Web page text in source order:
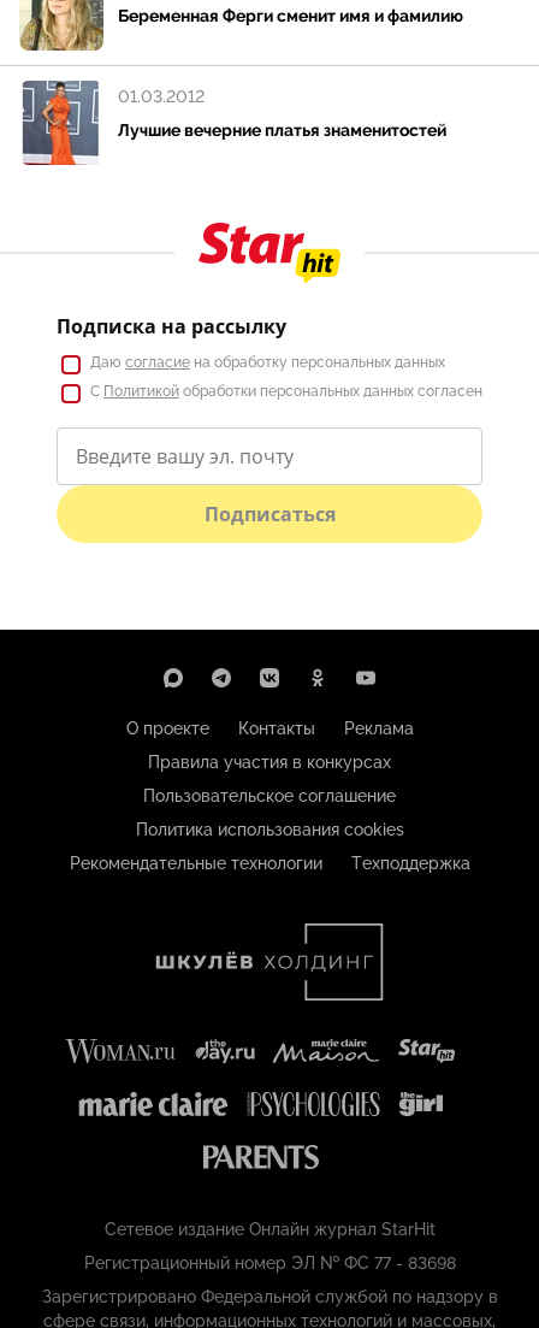
Беременная Ферги сменит имя и фамилию
Лучшие вечерние платья знаменитостей
01.03.2012
Подписка на рассылку
Даю согласие на обработку персональных данных
С Политикой обработки персональных данных согласен
Подписаться
О проекте Контакты
Реклама
Правила участия в конкурсах
Пользовательское соглашение
Политика использования cookies
Рекомендательные технологии
Техподдержка
Сетевое издание Онлайн журнал StarHit
Регистрационный номер ЭЛ № ФС 77 - 83698
Зарегистрировано Федеральной службой по надзору в
сфере связи, информационных технологий и массовых,